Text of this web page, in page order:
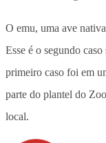
O emu, uma ave
Esse é o segundo
primeiro caso foi em
parte do plantel do
local.